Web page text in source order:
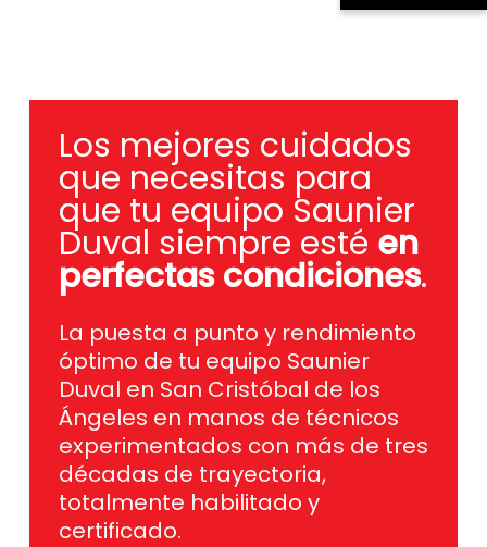
Los mejores cuidados
que necesitas para
que tu equipo Saunier
Duval siempre esté en
perfectas condiciones.
La puesta a punto y rendimiento
óptimo de tu equipo Saunier
Duval en San Cristóbal de los
Ángeles en manos de técnicos
experimentados con más de tres
décadas de trayectoria,
totalmente habilitado y
certificado.